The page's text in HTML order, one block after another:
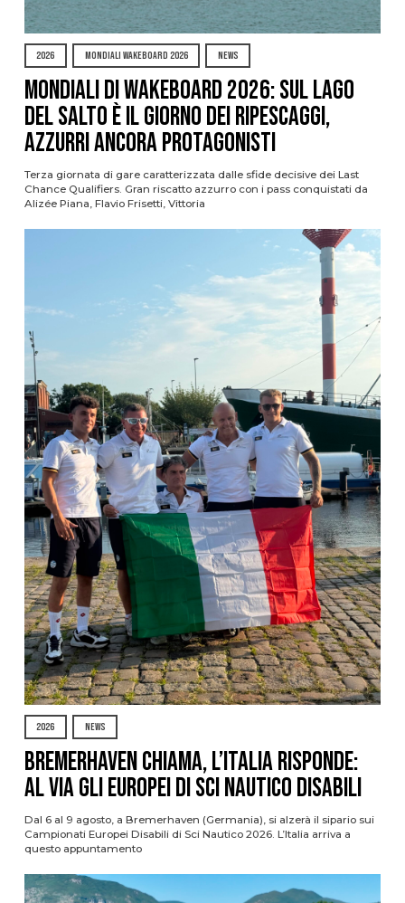
2026 MONDIALI WAKEBOARD 2026 NEWS
Mondiali di Wakeboard 2026: sul Lago
del Salto è il giorno dei ripescaggi,
azzurri ancora protagonisti
Terza giornata di gare caratterizzata dalle sfide decisive dei Last
Chance Qualifiers. Gran riscatto azzurro con i pass conquistati da
Alizée Piana, Flavio Frisetti, Vittoria
2026 NEWS
Bremerhaven chiama, l’Italia risponde:
al via gli Europei di Sci Nautico Disabili
Dal 6 al 9 agosto, a Bremerhaven (Germania), si alzerà il sipario sui
Campionati Europei Disabili di Sci Nautico 2026. L’Italia arriva a
questo appuntamento